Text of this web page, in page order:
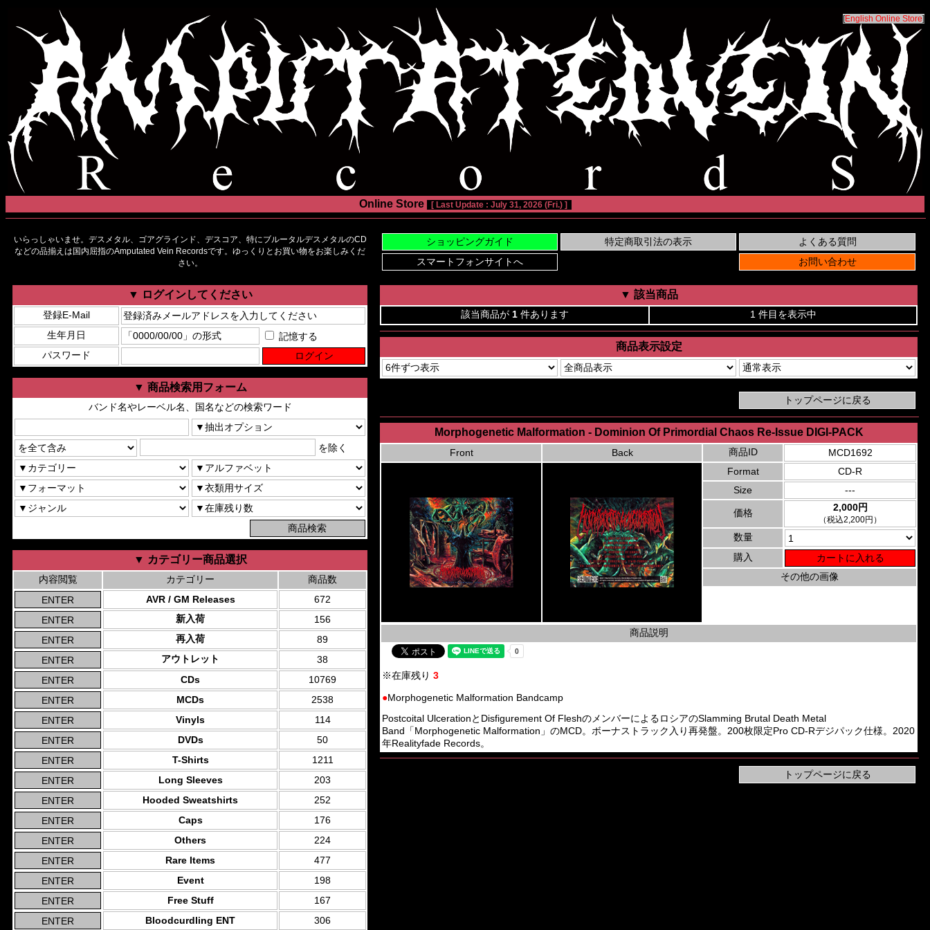
[English Online Store]
Online Store [ Last Update : July 31, 2026 (Fri.) ]
いらっしゃいませ。デスメタル、ゴアグラインド、デスコア、特にブルータルデスメタルのCD
などの品揃えは国内屈指のAmputated Vein Recordsです。ゆっくりとお買い物をお楽しみくだ
さい。
▼ ログインしてください
登録E-Mail
生年月日
記憶する
パスワード
▼ 商品検索用フォーム
バンド名やレーベル名、国名などの検索ワード
を除く
▼ カテゴリー商品選択
内容閲覧 カテゴリー
商品数
AVR / GM Releases
672
新入荷
156
再入荷
89
アウトレット
38
CDs
10769
MCDs
2538
Vinyls
114
DVDs
50
T-Shirts
1211
Long Sleeves
203
Hooded Sweatshirts
252
Caps
176
Others
224
Rare Items
477
Event
198
Free Stuff
167
Bloodcurdling ENT
306
▼ 該当商品
該当商品が 1 件あります 1 件目を表示中
商品表示設定
Morphogenetic Malformation - Dominion Of Primordial Chaos Re-Issue DIGI-PACK
Front Back 商品ID
MCD1692
Format
CD-R
Size
---
価格 2,000円
（税込2,200円）
数量
購入
その他の画像
商品説明
※在庫残り 3
●Morphogenetic Malformation Bandcamp
Postcoital UlcerationとDisfigurement Of FleshのメンバーによるロシアのSlamming Brutal Death Metal
Band「Morphogenetic Malformation」のMCD。ボーナストラック入り再発盤。200枚限定Pro CD-Rデジパック仕様。2020
年Realityfade Records。